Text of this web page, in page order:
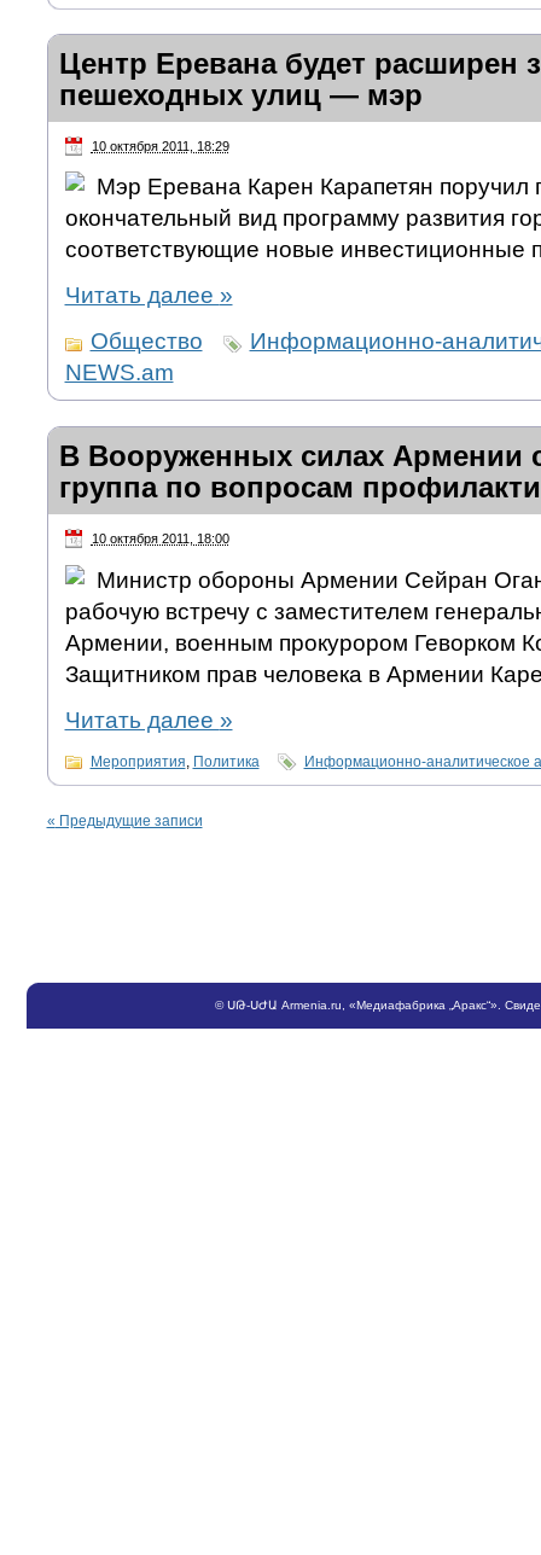
Центр Еревана будет расширен
пешеходных улиц — мэр
10 октября 2011, 18:29
Мэр Еревана Карен Карапетян поручил
окончательный вид программу развития
соответствующие новые инвестиционные
Читать далее »
Общество
Информационно-
NEWS.am
В Вооруженных силах Армении
группа по вопросам
10 октября 2011, 18:00
Министр обороны Армении Сейран
рабочую встречу с заместителем
Армении, военным прокурором Геворком
Защитником прав человека в Армении
Читать далее »
Мероприятия, Политика Информационно-аналитическое
« Предыдущие записи
©ՍԹ-ՍԺԱ Armenia.ru , «Медиафабрика „Аракс“».